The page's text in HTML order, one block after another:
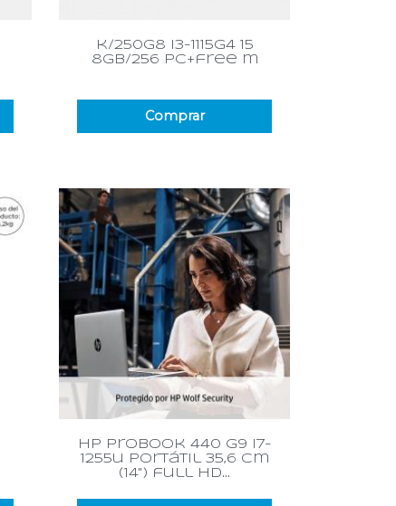
Vista rápida
k/250g8 i3-1115g4 15
8gb/256 pc+free m
Comprar
Vista rápida
hp probook 440 g9 i7-
1255u portátil 35,6 cm
(14") full hd...